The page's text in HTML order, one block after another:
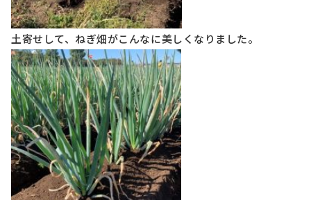
土寄せして、ねぎ畑がこんなに美しくなりました。